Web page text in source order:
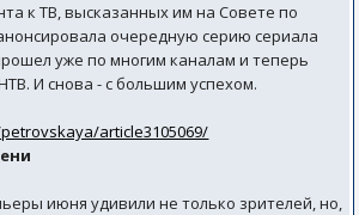
к ТВ, высказанных им на Совете по
очередную серию сериала
уже по многим каналам и теперь
И снова - с большим успехом.
article3105069/
июня удивили не только зрителей, но,